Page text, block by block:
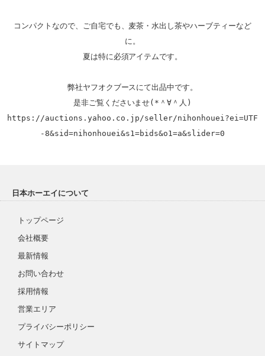
コンパクトなので、ご自宅でも、麦茶・水出し茶やハーブティーなど
に。
夏は特に必須アイテムです。
弊社ヤフオクブースにて出品中です。
https://auctions.yahoo.co.jp/seller/nihonhouei?ei=UTF
-8&sid=nihonhouei&s1=bids&o1=a&slider=0
日本ホーエイについて
トップページ
会社概要
最新情報
お問い合わせ
採用情報
営業エリア
プライバシーポリシー
サイトマップ